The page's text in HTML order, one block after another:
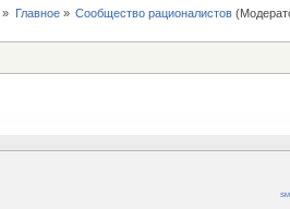
» Главное» Сообщество рационалистов